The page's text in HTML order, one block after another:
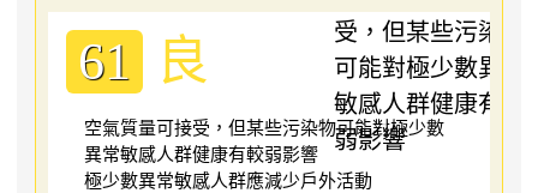
61 良
空氣質量可接受，但某些污染物可能對極少數
異常敏感人群健康有較弱影響
極少數異常敏感人群應減少戶外活動